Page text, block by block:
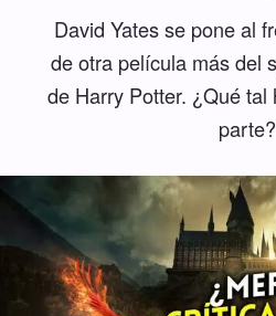
David Yates se pone al
de otra película más del
de Harry Potter. ¿Qué
parte?